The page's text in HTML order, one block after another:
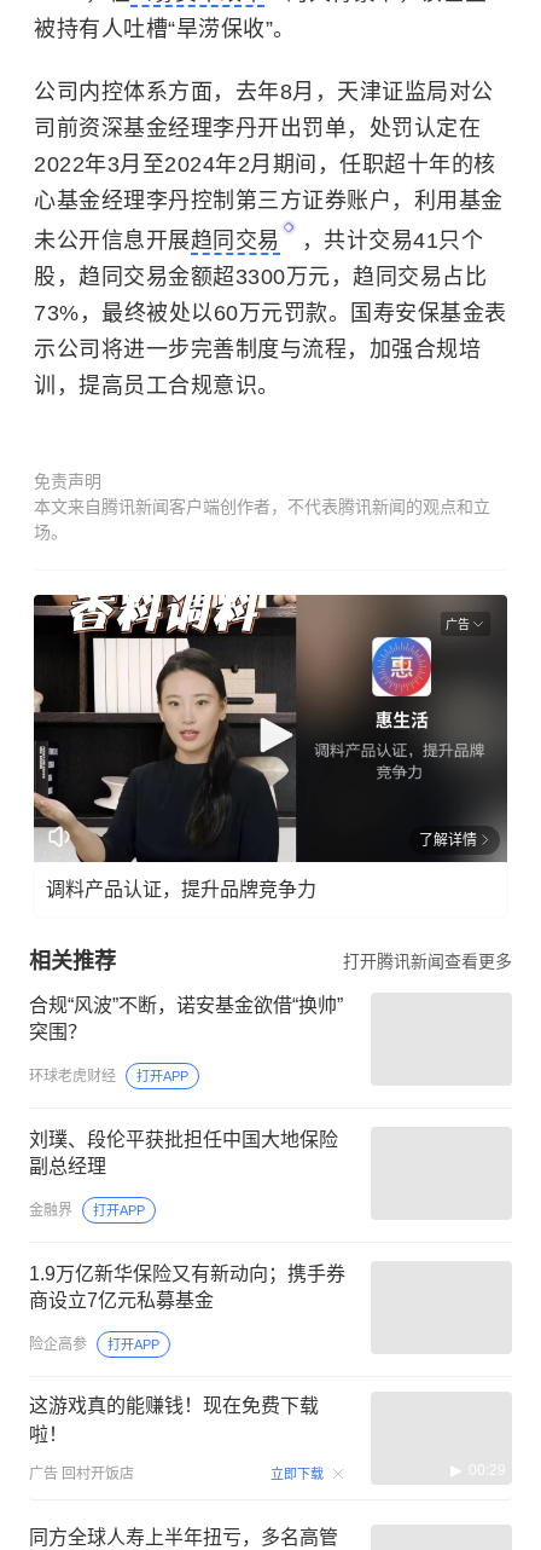
被持有人吐槽“旱涝保收”。
公司内控体系方面，去年8月，天津证监局对公
司前资深基金经理李丹开出罚单，处罚认定在
2022年3月至2024年2月期间，任职超十年的核
心基金经理李丹控制第三方证券账户，利用基金
未公开信息开展趋同交易
，共计交易41只个
股，趋同交易金额超3300万元，趋同交易占比
73%，最终被处以60万元罚款。国寿安保基金表
示公司将进一步完善制度与流程，加强合规培
训，提高员工合规意识。
免责声明
本文来自腾讯新闻客户端创作者，不代表腾讯新闻的观点和立
场。
广告
了解详情
调料产品认证，提升品牌竞争力
相关推荐 打开腾讯新闻查看更多
合规“风波”不断，诺安基金欲借“换帅”
突围？
环球老虎财经 打开APP
刘璞、段伦平获批担任中国大地保险
副总经理
金融界 打开APP
1.9万亿新华保险又有新动向；携手券
商设立7亿元私募基金
险企高参 打开APP
这游戏真的能赚钱！现在免费下载
啦！
广告 回村开饭店 立即下载 00:29
同方全球人寿上半年扭亏，多名高管